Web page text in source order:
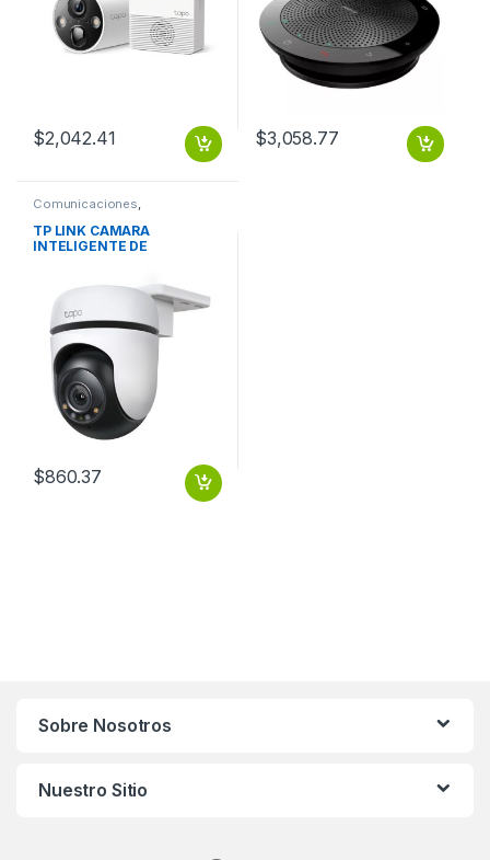
$2,042.41 $3,058.77
Comunicaciones
Videoconferencia
TP LINK CAMARA
INTELIGENTE DE
$860.37
Sobre Nosotros
Nuestro Sitio